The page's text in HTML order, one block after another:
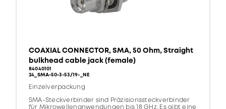
COAXIAL CONNECTOR, SMA, 50 Ohm, Straight
bulkhead cable jack (female)
84040101
24_SMA-50-3-53/19-_NE
Einzelverpackung
SMA-Steckverbinder sind Präzisionssteckverbinder